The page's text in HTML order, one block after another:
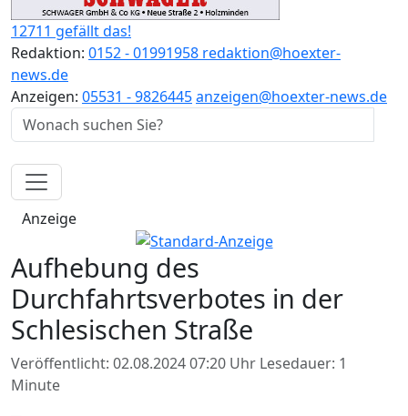
12711 gefällt das!
Redaktion: 0152 - 01991958 redaktion@hoexter-
news.de
Anzeigen: 05531 - 9826445anzeigen@hoexter-news.de
Anzeige
Aufhebung des
Durchfahrtsverbotes in der
Schlesischen Straße
Veröffentlicht: 02.08.2024 07:20 Uhr Lesedauer: 1
Minute